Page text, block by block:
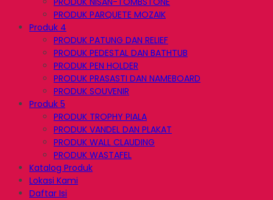
PRODUK PARQUETE MOZAIK
Produk 4
PRODUK PATUNG DAN RELIEF
PRODUK PEDESTAL DAN BATHTUB
PRODUK PEN HOLDER
PRODUK PRASASTI DAN NAMEBOARD
PRODUK SOUVENIR
Produk 5
PRODUK TROPHY PIALA
PRODUK VANDEL DAN PLAKAT
PRODUK WALL CLAUDING
PRODUK WASTAFEL
Katalog Produk
Lokasi Kami
Daftar Isi